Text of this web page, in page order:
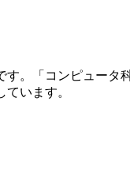
。「コンピュー
います。